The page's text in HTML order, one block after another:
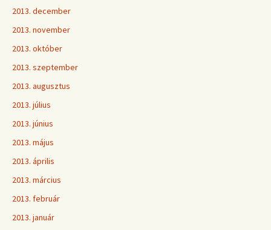
2013. december
2013. november
2013. október
2013. szeptember
2013. augusztus
2013. július
2013. június
2013. május
2013. április
2013. március
2013. február
2013. január